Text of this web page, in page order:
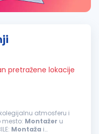
pretražene lokacije
atmosferu i
mesto: Montažer u
Montaža i